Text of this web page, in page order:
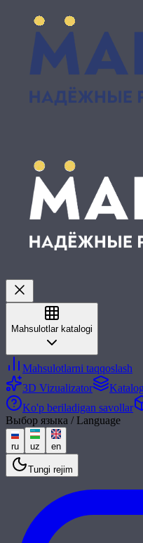
Mahsulotlar katalogi
Mahsulotlarni taqqoslash
3D Vizualizator
Katalog
Ko'p beriladigan savollar
Выбор языка / Language
ru uz en
Tungi rejim